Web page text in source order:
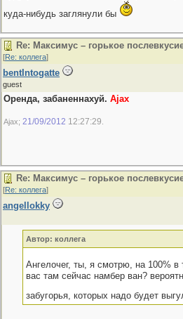
куда-нибудь заглянули бы
Re: Максимус – горькое
[Re: коллега]
bentIntogatte
guest
Оренда, забаненнахуй. Ajax
Ajax; 21/09/2012 12:27:29
Re: Максимус – горькое
[Re: коллега]
angellokky
Автор: коллега
Ангелочег, ты, я смотрю, на 100% в
вас там сейчас намбер ван?
забугорья, которых надо будет